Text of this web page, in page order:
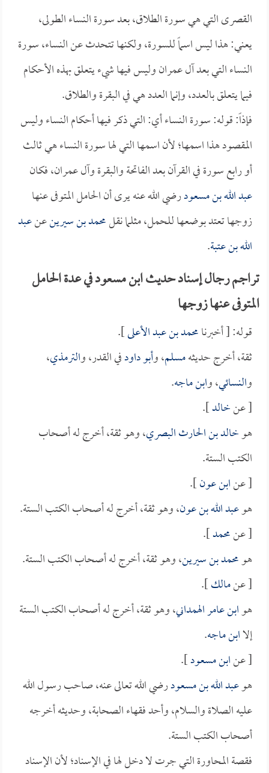
القصرى التي هي سورة الطلاق، بعد سورة النساء الطولى،
يعني: هذا ليس اسماً للسورة، ولكنها تتحدث عن النساء، سورة
النساء التي بعد آل عمران وليس فيها شيء يتعلق بهذه الأحكام
فيما يتعلق بالعدد، وإنما العدد هي في البقرة والطلاق.
فإذاً: قوله: سورة النساء أي: التي ذكر فيها أحكام النساء وليس
المقصود هذا اسمها؛ لأن اسمها التي لها سورة النساء هي ثالث
أو رابع سورة في القرآن بعد الفاتحة والبقرة وآل عمران، فكان
عبد الله بن مسعودرضي الله عنه يرى أن الحامل المتوفى عنها
زوجها تعتد بوضعها للحمل، مثلما نقلمحمد بن سيرينعنعبد
الله بن عتبة.
تراجم رجال إسناد حديث ابن مسعود في عدة الحامل
المتوفى عنها زوجها
قوله: [ أخبرنامحمد بن عبد الأعلى].
ثقة، أخرج حديثهمسلم، وأبو داودفي القدر، والترمذي،
والنسائي، وابن ماجه.
[ عنخالد].
هوخالد بن الحارث البصري، وهو ثقة، أخرج له أصحاب
الكتب الستة.
[ عنابن عون].
هوعبد الله بن عون، وهو ثقة، أخرج له أصحاب الكتب الستة.
[ عنمحمد].
هومحمد بن سيرين، وهو ثقة، أخرج له أصحاب الكتب الستة.
[ عنمالك].
هوابن عامر الهمداني، وهو ثقة، أخرج له أصحاب الكتب الستة
إلاابن ماجه.
[ عنابن مسعود].
هوعبد الله بن مسعودرضي الله تعالى عنه، صاحب رسول الله
عليه الصلاة والسلام، وأحد فقهاء الصحابة، وحديثه أخرجه
أصحاب الكتب الستة.
فقصة المحاورة التي جرت لا دخل لها في الإسناد؛ لأن الإسناد